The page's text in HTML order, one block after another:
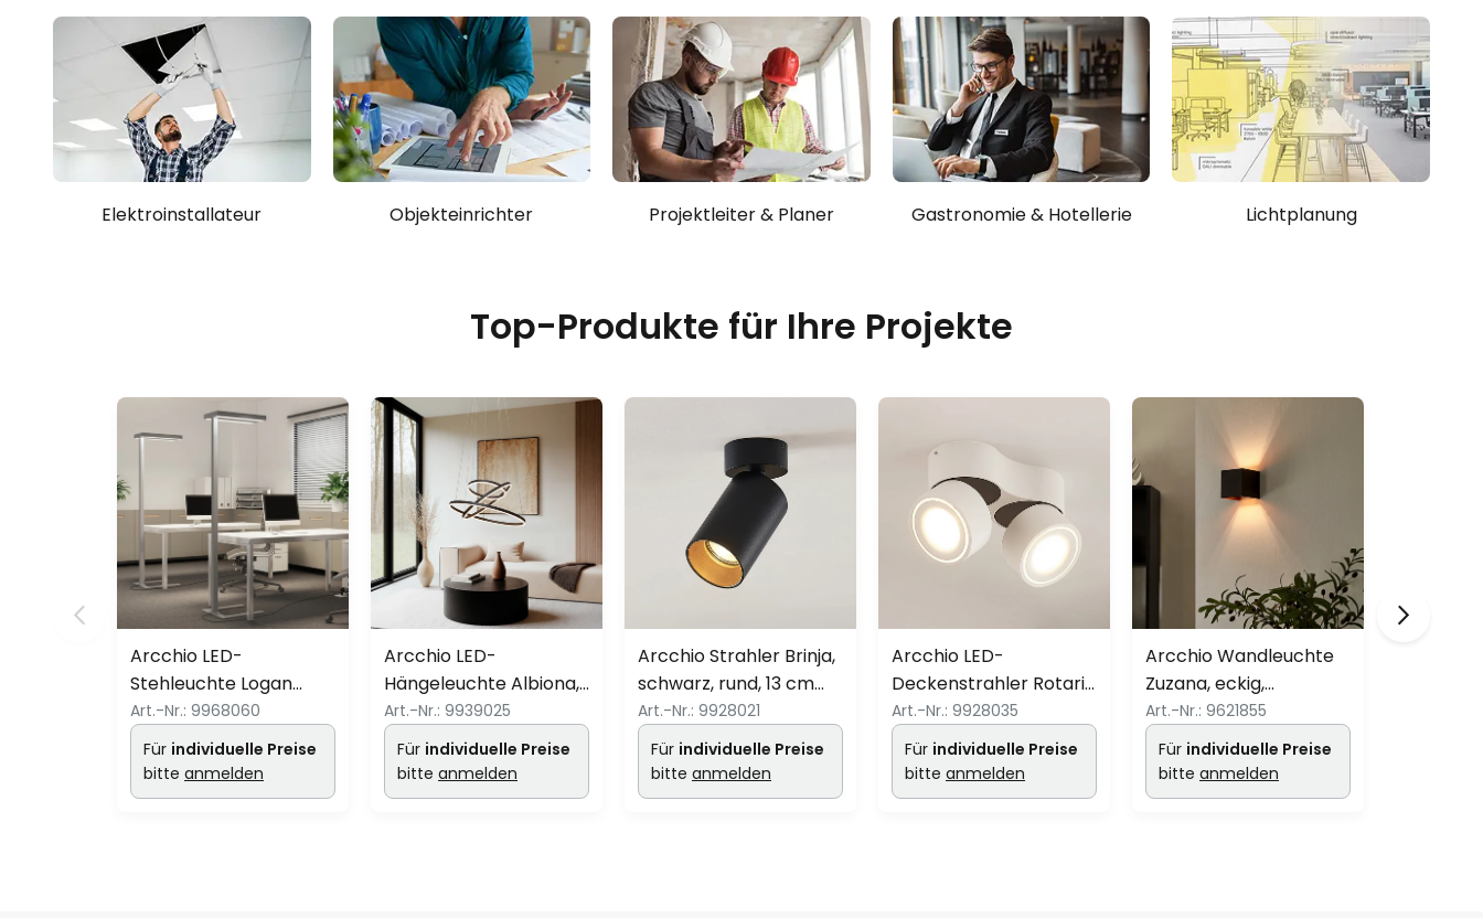
Elektroinstallateur Objekteinrichter Projektleiter & Planer Gastronomie & Hotellerie Lichtplanung
Top-Produkte für Ihre Projekte
Arcchio LED-
Stehleuchte Logan
Ultra, CCT, Sensor,
dimmbar
Art.-Nr.: 9968060
Für individuelle Preise
bitte anmelden
Arcchio LED-
Hängeleuchte Albiona,
schwarz, 3 Ringe, Ø 80
cm
Art.-Nr.: 9939025
Für individuelle Preise
bitte anmelden
Arcchio Strahler Brinja,
schwarz, rund, 13 cm
hoch, Ø 6 cm
Art.-Nr.: 9928021
Für individuelle Preise
bitte anmelden
Arcchio LED-
Deckenstrahler Rotari,
weiß, 2-flg., 2270lm
Art.-Nr.: 9928035
Für individuelle Preise
bitte anmelden
Arcchio Wandleuchte
Zuzana, eckig,
schwarz-gold, G9, 10
cm
Art.-Nr.: 9621855
Für individuelle Preise
bitte anmelden